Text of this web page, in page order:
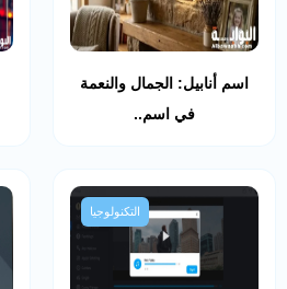
اسم أنابيل: الجمال والنعمة
في اسم..
التكنولوجيا